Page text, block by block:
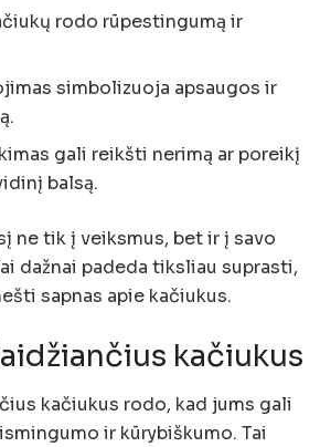
rodo rūpestingumą ir
simbolizuoja apsaugos ir
gali reikšti nerimą ar poreikį
balsą.
ne tik į veiksmus, bet ir į savo
dažnai padeda tiksliau suprasti,
sapnas apie kačiukus.
kačiukus
kačiukus rodo, kad jums gali
ir kūrybiškumo. Tai